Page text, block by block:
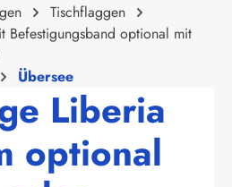
Tischflaggen
Befestigungsband optional mit
Übersee
Liberia
optional